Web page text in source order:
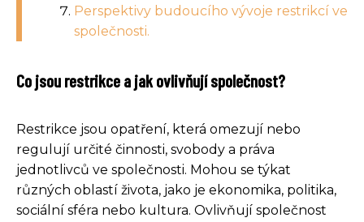
Perspektivy budoucího vývoje restrikcí ve
společnosti.
Co jsou restrikce a jak ovlivňují společnost?
Restrikce jsou opatření, která omezují nebo
regulují určité činnosti, svobody a práva
jednotlivců ve společnosti. Mohou se týkat
různých oblastí života, jako je ekonomika, politika,
sociální sféra nebo kultura. Ovlivňují společnost